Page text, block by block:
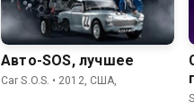
Авто-SOS, лучшее
Car S.O.S. • 2012, США,